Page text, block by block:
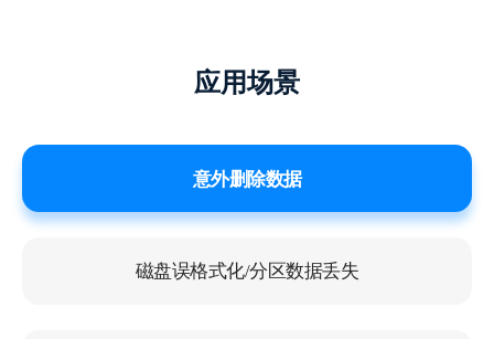
应用场景
意外删除数据
磁盘误格式化/分区数据丢失
这个五星就给你了！不错的一次体验，没想
到数据恢复的还是很全面啊，刚开始真的以